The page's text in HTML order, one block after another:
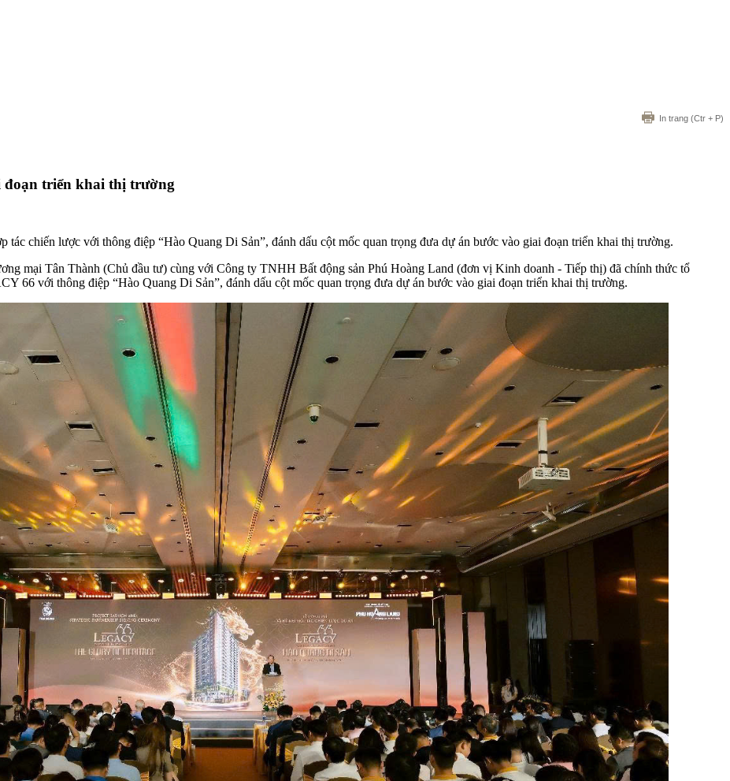
In trang (Ctr + P)
đoạn triển khai thị trường
chiến lược với thông điệp “Hào Quang Di Sản”, đánh dấu cột mốc quan trọng đưa dự án bước vào giai đoạn triển khai thị trường.
mại Tân Thành (Chủ đầu tư) cùng với Công ty TNHH Bất động sản Phú Hoàng Land (đơn vị Kinh doanh - Tiếp thị) đã chính thức tổ
66 với thông điệp “Hào Quang Di Sản”, đánh dấu cột mốc quan trọng đưa dự án bước vào giai đoạn triển khai thị trường.